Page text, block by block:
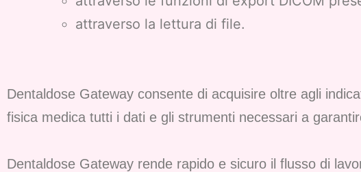
attraverso la lettura di file.
Dentaldose Gateway consente di acquisire oltre agli
fisica medica tutti i dati e gli strumenti necessari a
Dentaldose Gateway rende rapido e sicuro il flusso di